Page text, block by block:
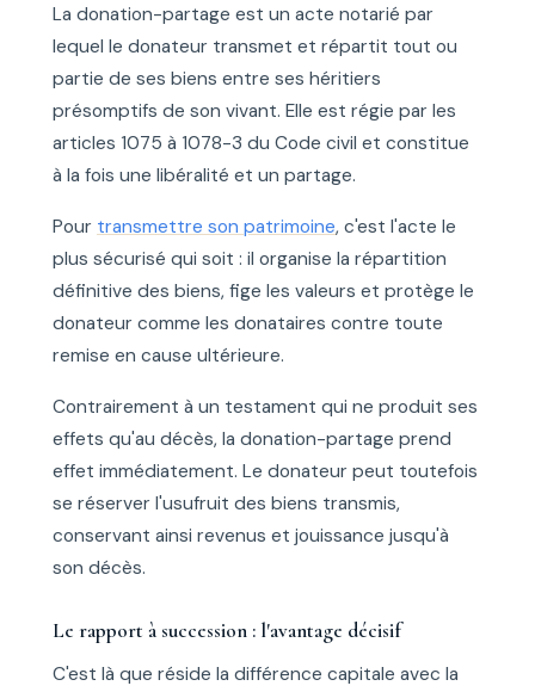
La donation-partage est un acte notarié par
lequel le donateur transmet et répartit tout ou
partie de ses biens entre ses héritiers
présomptifs de son vivant. Elle est régie par les
articles 1075 à 1078-3 du Code civil et constitue
à la fois une libéralité et un partage.
Pour transmettre son patrimoine, c'est l'acte le
plus sécurisé qui soit : il organise la répartition
définitive des biens, fige les valeurs et protège le
donateur comme les donataires contre toute
remise en cause ultérieure.
Contrairement à un testament qui ne produit ses
effets qu'au décès, la donation-partage prend
effet immédiatement. Le donateur peut toutefois
se réserver l'usufruit des biens transmis,
conservant ainsi revenus et jouissance jusqu'à
son décès.
Le rapport à succession : l'avantage décisif
C'est là que réside la différence capitale avec la